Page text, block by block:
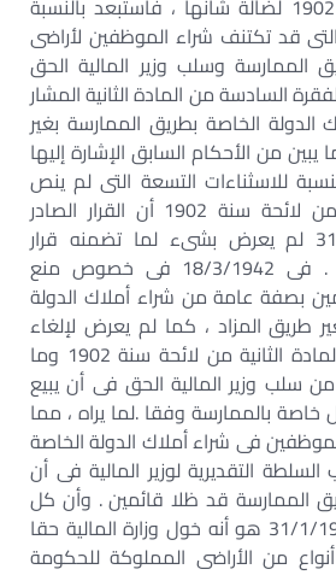
الثانية من لائحة سنة 1902 لضآلة شأنها ، فاستبعد بالنسبة
قد تكتنف شراء الموظفين لأراضى
الممارسة وسلب وزير المالية الحق
السادسة من المادة الثانية المشار
الدولة الخاصة بطريق الممارسة بغير
من الأحكام السابق الإشارة إليها
للاسثناءات التسعة التى لم ينص
عليها بالمادة الثانية من لائحة سنة 1902 أن القرار الصادر
بشأنها فى 31/1/1943 لم يعرض بشىء لما تضمنه قرار
مجلس الوزراء الصادر . فى 18/3/1942 فى خصوص منع
بصفة عامة من شراء أملاك الدولة
طريق المزاد ، كما لم يعرض لإلغاء
الفقرة السادسة من المادة الثانية من لائحة سنة 1902 وما
سلب وزير المالية الحق فى أن يبيع
بالممارسة وفقا .لما يراه ، مما
فى شراء أملاك الدولة الخاصة
التقديرية لوزير المالية فى أن
الممارسة قد ظلا قائمين . وأن كل
ما ترخص فيه قرار 31/1/1943 هو أنه خول وزارة المالية حقا
من الأراضى المملوكة للحكومة